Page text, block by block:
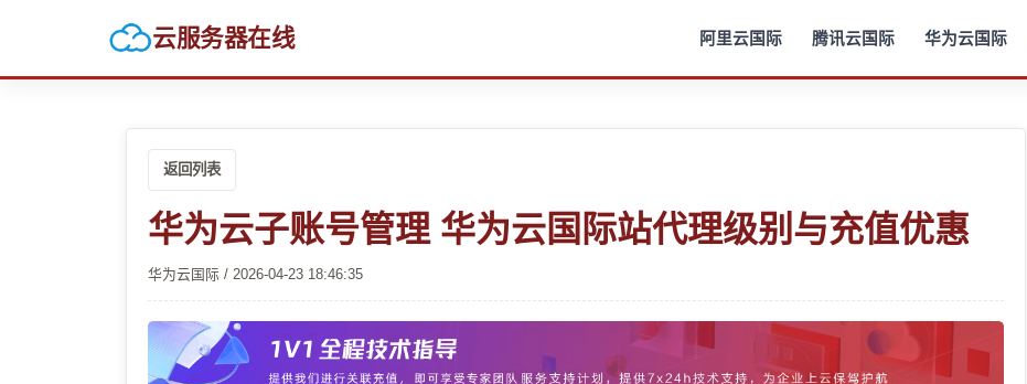
云服务器在线 阿里云国际 腾讯云国际 华为云国际
返回列表
华为云子账号管理 华为云国际站代理级别与充值优惠
华为云国际 / 2026-04-23 18:46:35